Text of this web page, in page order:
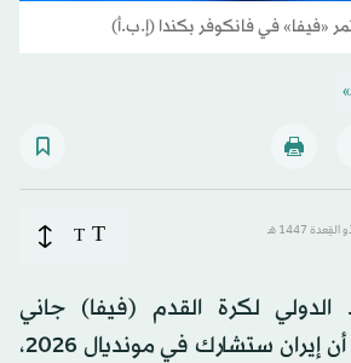
«فيفا» في فانكوفر بكندا (إ.ب.أ)
T
T
الدولي لكرة القدم (فيفا) جاني
إنفانتينو، الخميس، أن إيران ستشارك في مونديال 2026،